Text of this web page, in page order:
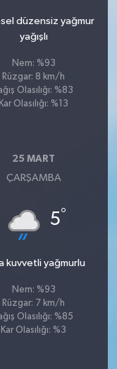
düzensiz yağmur
yağışlı
Nem: %93
Rüzgar: 8 km/h
Olasılığı: %83
Kar Olasılığı: %13
25 MART
ÇARŞAMBA
5°
kuvvetli yağmurlu
Nem: %93
Rüzgar: 7 km/h
Olasılığı: %85
Kar Olasılığı: %3